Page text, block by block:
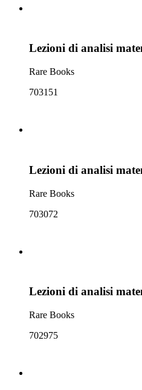
Lezioni di analisi
Rare Books
703151
Lezioni di analisi
Rare Books
703072
Lezioni di analisi
Rare Books
702975